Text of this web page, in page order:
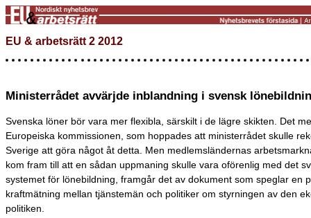
EU & arbetsrätt 2 2012
Ministerrådet avvärjde inblandning i svensk
Svenska löner bör vara mer flexibla, särskilt i de lägre skikten. Det
Europeiska kommissionen, som hoppades att ministerrådet skulle
Sverige att göra något åt detta. Men medlemsländernas
kom fram till att en sådan uppmaning skulle vara oförenlig med det
systemet för lönebildning, framgår det av dokument som speglar en
kraftmätning mellan tjänstemän och politiker om styrningen av den
politiken.